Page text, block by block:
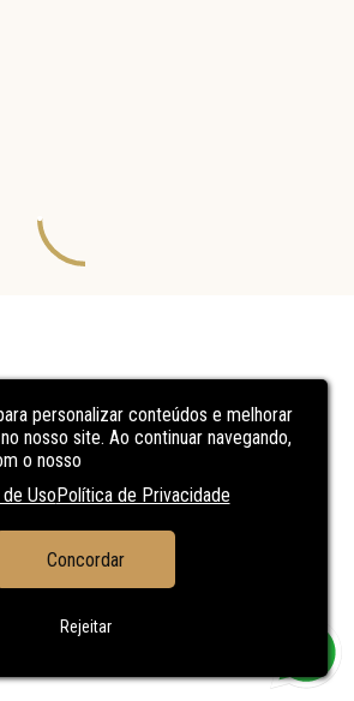
personalizar conteúdos e melhorar
nosso site. Ao continuar navegando,
o nosso
UsoPolítica de Privacidade
Concordar
Rejeitar